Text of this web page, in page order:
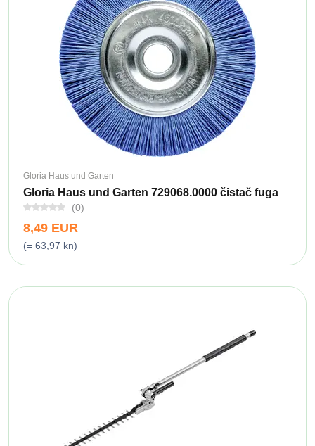
Gloria Haus und Garten
Gloria Haus und Garten 729068.0000 čistač fuga
(0)
8,49 EUR
(= 63,97 kn)